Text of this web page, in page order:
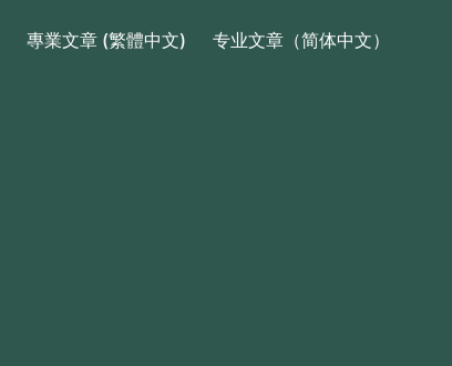
專業文章 (繁體中文) 专业文章（简体中文）